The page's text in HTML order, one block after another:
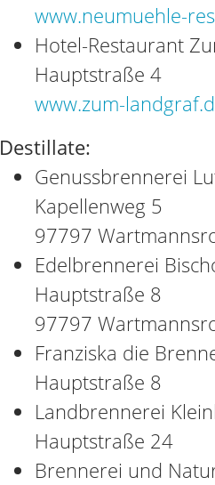
www.neumuehle-
Hotel-Restaurant
Hauptstraße 4
www.zum-
Destillate:
Genussbrennerei
Kapellenweg 5
97797
Edelbrennerei
Hauptstraße 8
97797
Franziska die
Hauptstraße 8
Landbrennerei
Hauptstraße 24
Brennerei und